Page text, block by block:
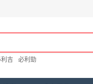
吉 必利勁